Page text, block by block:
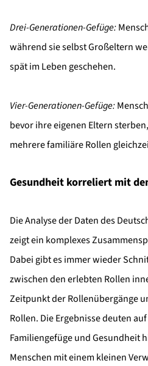
Drei-Generationen-Gefüge:
während sie selbst Großeltern
spät im Leben geschehen.
Vier-Generationen-Gefüge:
bevor ihre eigenen Eltern
mehrere familiäre Rollen
Gesundheit korreliert mit
Die Analyse der Daten des
zeigt ein komplexes
Dabei gibt es immer wieder
zwischen den erlebten Rollen
Zeitpunkt der Rollenübergänge
Rollen. Die Ergebnisse deuten
Familiengefüge und Gesundheit
Menschen mit einem kleinen